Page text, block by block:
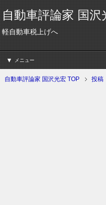
自動車評論家 国沢
軽自動車税上げへ
メニュー
自動車評論家 国沢光宏 TOP 投稿